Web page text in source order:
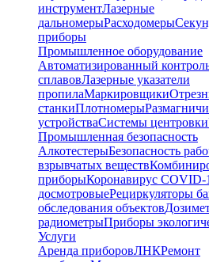
инструментЛазерные
дальномерыРасходомеры
приборы
Промышленное оборудование
Автоматизированный
сплавовЛазерные указатели
пропилаМаркировщики
станкиПлотномеры
устройстваСистемы центровки
Промышленная безопасность
АлкотестерыБезопасность
взрывчатых веществ
приборыКоронавирус COVID-
досмотровыеРециркуляторы
обследования объектов
радиометрыПриборы
Услуги
Аренда приборовЛНКРемонт